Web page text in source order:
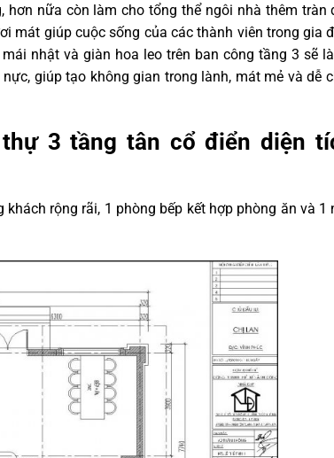
nữa còn làm cho tổng thể ngôi nhà thêm tràn
mát giúp cuộc sống của các thành viên trong gia
nhật và giàn hoa leo trên ban công tầng 3 sẽ
giúp tạo không gian trong lành, mát mẻ và dễ
3 tầng tân cổ điển diện
rộng rãi, 1 phòng bếp kết hợp phòng ăn và 1